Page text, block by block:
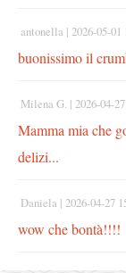
antonella | 2026-05-01
buonissimo il
Milena G. | 2026-04-
Mamma mia che
delizi...
Daniela | 2026-04-27
wow che bontà!!!!